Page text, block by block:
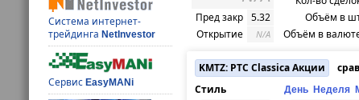
Система интернет-
трейдингаNetInvestor
СервисEasyMANi
Пред закр 5.32
Открытие
N/A
Объём в
Объём в
KMTZ: РТС Classica Акции
Стиль
День Неделя